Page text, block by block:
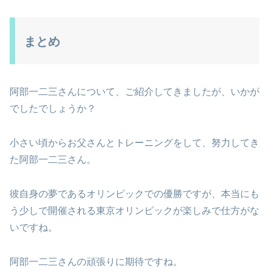
まとめ
阿部一二三さんについて、ご紹介してきましたが、いかが
でしたでしょうか？
小さい頃からお父さんとトレーニングをして、努力してき
た阿部一二三さん。
彼自身の夢であるオリンピックでの優勝ですが、本当にも
う少しで開催される東京オリンピックが楽しみで仕方がな
いですね。
阿部一二三さんの頑張りに期待ですね。